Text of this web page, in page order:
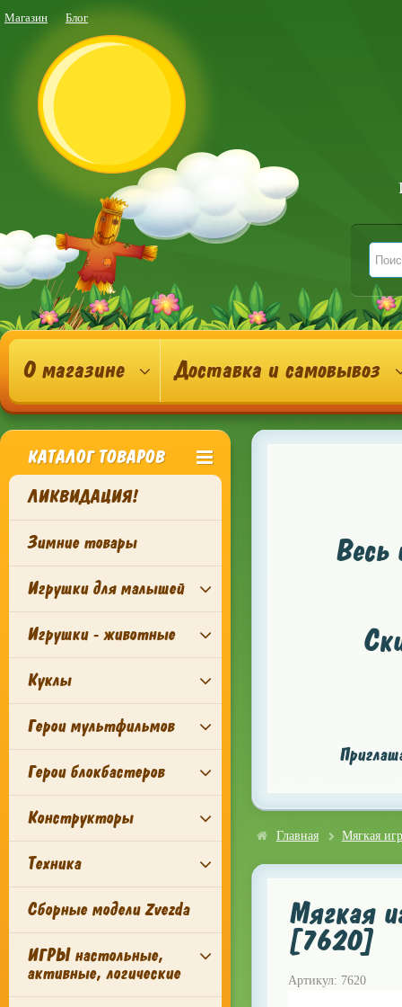
Магазин Блог
О магазине Доставка и самовывоз
КАТАЛОГ ТОВАРОВ
ЛИКВИДАЦИЯ!
Зимние товары
Игрушки для малышей
Игрушки - животные
Куклы
Герои мультфильмов
Герои блокбастеров
Конструкторы
Техника
Сборные модели Zvezda
ИГРЫ настольные,
активные, логические
Весь
Главная Мягкая
Мягкая
[7620]
Артикул: 7620